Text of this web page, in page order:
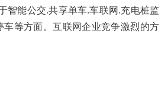
智能公交.共享单车.车联网.充电桩监
车等方面。互联网企业竞争激烈的方